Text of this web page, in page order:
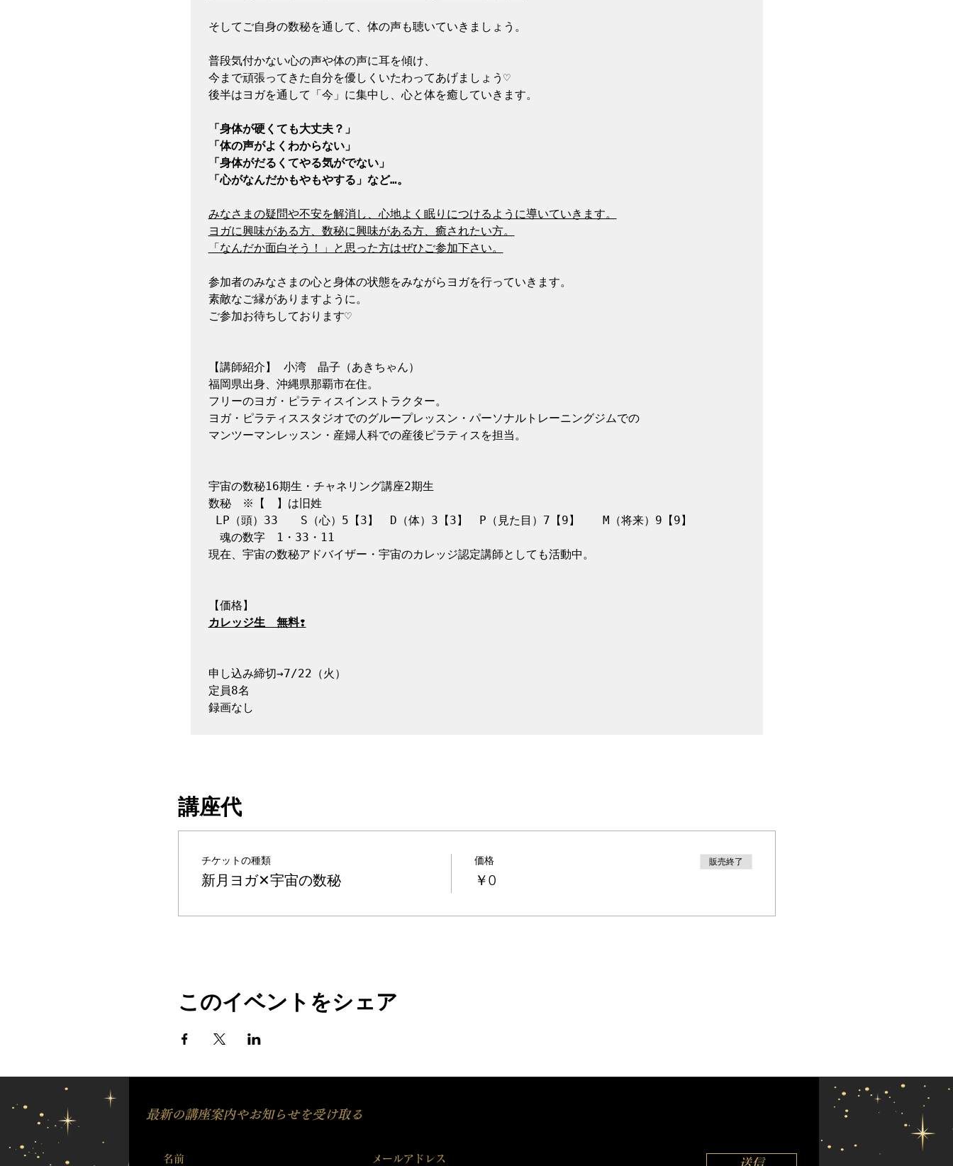
そしてご自身の数秘を通して、体の声も聴いていきましょう。
普段気付かない心の声や体の声に耳を傾け、
今まで頑張ってきた自分を優しくいたわってあげましょう♡
後半はヨガを通して「今」に集中し、心と体を癒していきます。
「身体が硬くても大丈夫？」
「体の声がよくわからない」
「身体がだるくてやる気がでない」
「心がなんだかもやもやする」など…。
みなさまの疑問や不安を解消し、心地よく眠りにつけるように導いていきます。
ヨガに興味がある方、数秘に興味がある方、癒されたい方。
「なんだか面白そう！」と思った方はぜひご参加下さい。
参加者のみなさまの心と身体の状態をみながらヨガを行っていきます。
素敵なご縁がありますように。
ご参加お待ちしております♡
【講師紹介】 小湾　晶子（あきちゃん）
福岡県出身、沖縄県那覇市在住。
フリーのヨガ・ピラティスインストラクター。
ヨガ・ピラティススタジオでのグループレッスン・パーソナルトレーニングジムでの
マンツーマンレッスン・産婦人科での産後ピラティスを担当。
宇宙の数秘16期生・チャネリング講座2期生
数秘　※【　】は旧姓
魂の数字　1・33・11
現在、宇宙の数秘アドバイザー・宇宙のカレッジ認定講師としても活動中。
カレッジ生　無料❢
申し込み締切→7/22（火）
定員8名
録画なし
講座代
チケットの種類
新月ヨガ✕宇宙の数秘
価格
￥0
販売終了
このイベントをシェア
最新の講座案内やお知らせを受け取る
送信